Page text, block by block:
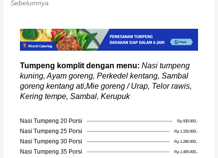
Sebelumnya
Tumpeng komplit dengan menu: Nasi tumpeng
kuning, Ayam goreng, Perkedel kentang, Sambal
goreng kentang ati,Mie goreng / Urap, Telor rawis,
Kering tempe, Sambal, Kerupuk
Nasi Tumpeng 20 Porsi Rp 930.000,-
Nasi Tumpeng 25 Porsi Rp 1.155.000,-
Nasi Tumpeng 30 Porsi Rp 1.280.000,-
Nasi Tumpeng 35 Porsi Rp 1.405.000,-